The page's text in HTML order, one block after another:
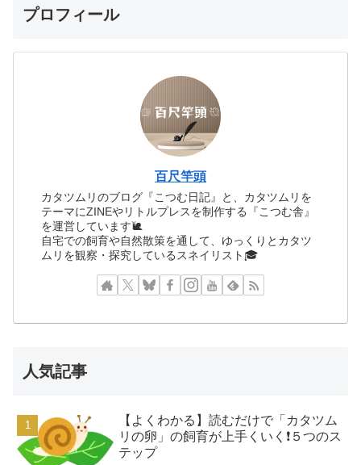
プロフィール
百尺竿頭
カタツムリのブログ『こつむ日記』と、カタツムリを
テーマにZINEやリトルプレスを制作する『こつむ舎』
を運営しています🐌
自宅での飼育や自然散策を通して、ゆっくりとカタツ
ムリを観察・探究しているスネイリスト🎓
人気記事
【よくわかる】読むだけで「カタツム
リの卵」の飼育が上手くいく❗️５つのス
テップ